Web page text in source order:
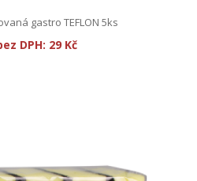
gastro TEFLON 5ks
DPH: 29 Kč